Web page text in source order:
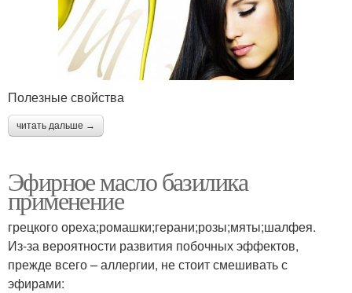
Полезные свойства
читать дальше →
Эфирное масло базилика
применение
грецкого ореха;ромашки;герани;розы;мяты;шалфея.
Из-за вероятности развития побочных эффектов,
прежде всего – аллергии, не стоит смешивать с
эфирами: